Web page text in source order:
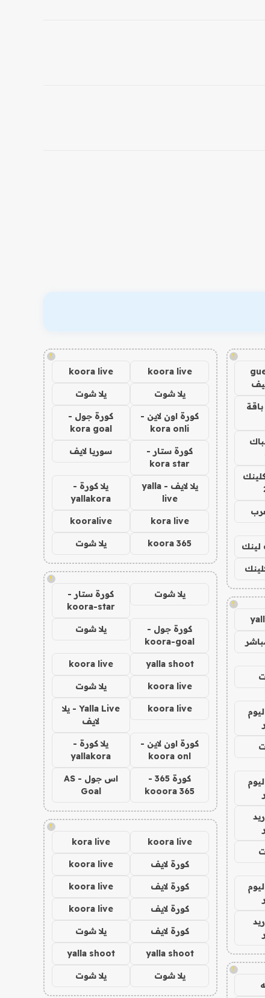
!
لينك
!
!
!
koora live
koora live
يلا شوت يلا شوت
كورة اون لاين -
kora onli
كورة جول -
kora goal
كورة ستار -
kora star
سوريا لايف
يلا لايف - yalla
live
يلا كورة -
yallakora
kora live
kooralive
koora 365 يلا شوت
!
يلا شوت
كورة ستار -
koora-star
كورة جول -
koora-goal
يلا شوت
yalla shoot
koora live
koora live يلا شوت
koora live
Yalla Live - يلا
لايف
كورة اون لاين -
koora onl
يلا كورة -
yallakora
كورة 365 -
kooora 365
اس جول - AS
Goal
!
koora live
kora live
كورة لايف koora live
كورة لايف koora live
كورة لايف koora live
كورة لايف يلا شوت
yalla shoot
yalla shoot
يلا شوت يلا شوت